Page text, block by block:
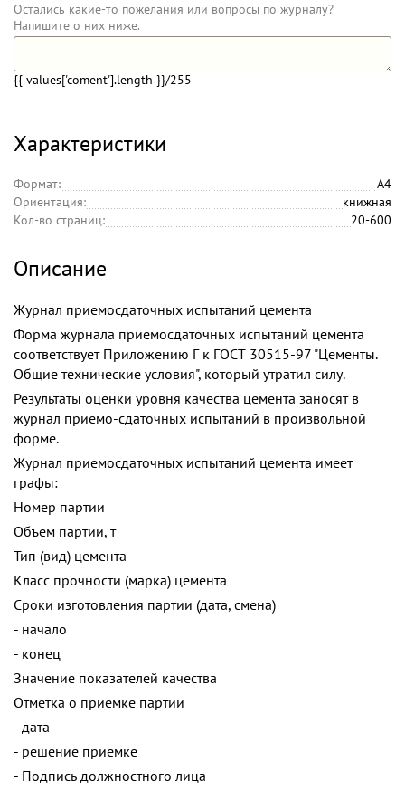
Остались какие-то пожелания или вопросы по журналу?
Напишите о них ниже.
{{ values['coment'].length }}/255
Характеристики
Формат:
А4
Ориентация:
книжная
Кол-во страниц:
20-600
Описание
Журнал приемосдаточных испытаний цемента
Форма журнала приемосдаточных испытаний цемента
соответствует Приложению Г к ГОСТ 30515-97 "Цементы.
Общие технические условия", который утратил силу.
Результаты оценки уровня качества цемента заносят в
журнал приемо-сдаточных испытаний в произвольной
форме.
Журнал приемосдаточных испытаний цемента имеет
графы:
Номер партии
Объем партии, т
Тип (вид) цемента
Класс прочности (марка) цемента
Сроки изготовления партии (дата, смена)
- начало
- конец
Значение показателей качества
Отметка о приемке партии
- дата
- решение приемке
- Подпись должностного лица